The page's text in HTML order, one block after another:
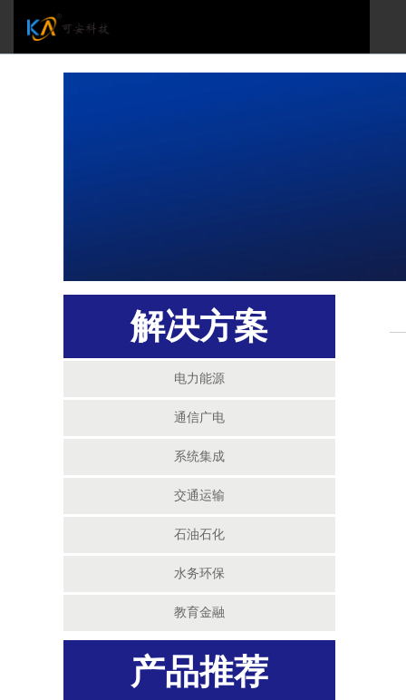
解决方案
电力能源
通信广电
系统集成
交通运输
石油石化
水务环保
教育金融
产品推荐